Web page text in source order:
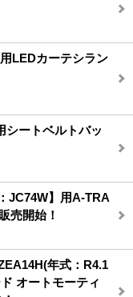
LEDカーテシラン
シートベルトバッ
JC74W】用A-TRA
売開始！
年式：R4.1
オートモーティ